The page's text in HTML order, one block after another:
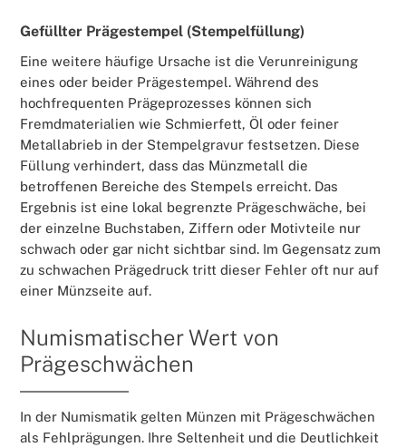
Gefüllter Prägestempel (Stempelfüllung)
Eine weitere häufige Ursache ist die Verunreinigung
eines oder beider Prägestempel. Während des
hochfrequenten Prägeprozesses können sich
Fremdmaterialien wie Schmierfett, Öl oder feiner
Metallabrieb in der Stempelgravur festsetzen. Diese
Füllung verhindert, dass das Münzmetall die
betroffenen Bereiche des Stempels erreicht. Das
Ergebnis ist eine lokal begrenzte Prägeschwäche, bei
der einzelne Buchstaben, Ziffern oder Motivteile nur
schwach oder gar nicht sichtbar sind. Im Gegensatz zum
zu schwachen Prägedruck tritt dieser Fehler oft nur auf
einer Münzseite auf.
Numismatischer Wert von
Prägeschwächen
In der Numismatik gelten Münzen mit Prägeschwächen
als Fehlprägungen. Ihre Seltenheit und die Deutlichkeit